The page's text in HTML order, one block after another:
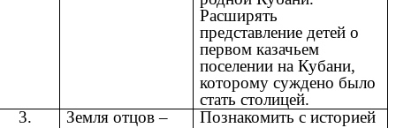
Расширять
представление детей о
первом казачьем
поселении на Кубани,
которому суждено было
стать столицей.
3.
Земля отцов –
Познакомить с историей